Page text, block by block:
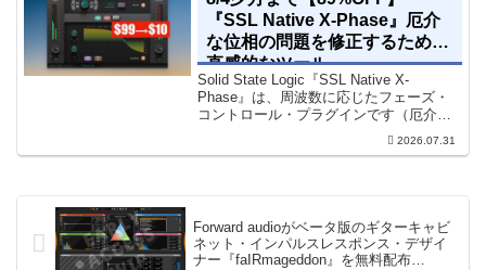
『SSL Native X-Phase』厄介
な位相の問題を修正するための
直感的なツール
Solid State Logic『SSL Native X-
Phase』は、周波数に応じたフェーズ・
コントロール・プラグインです（厄介な
位相の問題を修正するための直感的なツ
ールです）。特定の周波数で位相をシフ
2026.07.31
Forward audioがベータ版のギターキャビ
ネット・インパルスレスポンス・デザイ
ナー『faIRmageddon』を無料配布